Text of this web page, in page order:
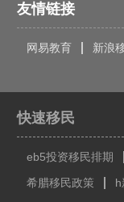
友情链接
网易教育 新浪
快速移民
eb5投资移民排期
希腊移民政策